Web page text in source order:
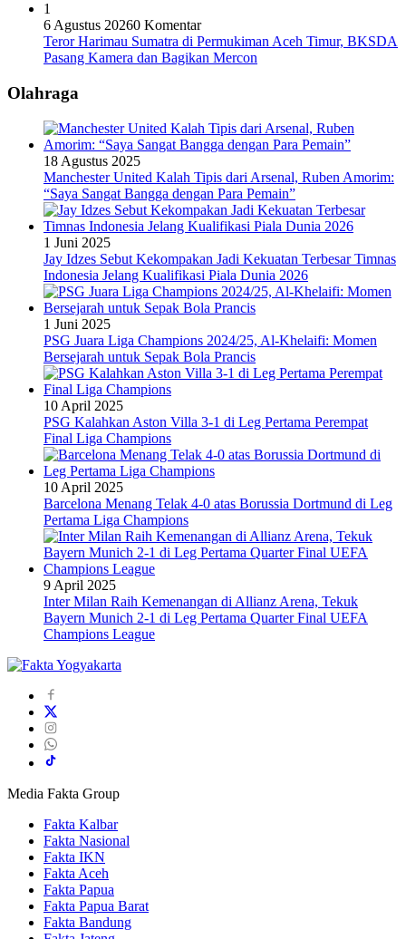
1
6 Agustus 20260 Komentar
Teror Harimau Sumatra di Permukiman Aceh Timur, BKSDA
Pasang Kamera dan Bagikan Mercon
Olahraga
18 Agustus 2025
Manchester United Kalah Tipis dari Arsenal, Ruben Amorim:
“Saya Sangat Bangga dengan Para Pemain”
1 Juni 2025
Jay Idzes Sebut Kekompakan Jadi Kekuatan Terbesar Timnas
Indonesia Jelang Kualifikasi Piala Dunia 2026
1 Juni 2025
PSG Juara Liga Champions 2024/25, Al-Khelaifi: Momen
Bersejarah untuk Sepak Bola Prancis
10 April 2025
PSG Kalahkan Aston Villa 3-1 di Leg Pertama Perempat
Final Liga Champions
10 April 2025
Barcelona Menang Telak 4-0 atas Borussia Dortmund di Leg
Pertama Liga Champions
9 April 2025
Inter Milan Raih Kemenangan di Allianz Arena, Tekuk
Bayern Munich 2-1 di Leg Pertama Quarter Final UEFA
Champions League
Media Fakta Group
Fakta Kalbar
Fakta Nasional
Fakta IKN
Fakta Aceh
Fakta Papua
Fakta Papua Barat
Fakta Bandung